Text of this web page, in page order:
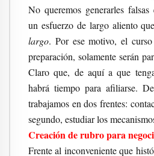
No queremos generarles falsas
un esfuerzo de largo aliento
largo. Por ese motivo, el
preparación, solamente serán
Claro que, de aquí a que
habrá tiempo para afiliarse.
trabajamos en dos frentes:
segundo, estudiar los
Creación de rubro para
Frente al inconveniente que